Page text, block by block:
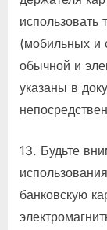
использовать
(мобильных и
обычной и
указаны в
13. Будьте
банковскую